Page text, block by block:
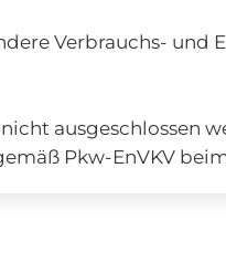
Verbrauchs- und
ausgeschlossen
Pkw-EnVKV